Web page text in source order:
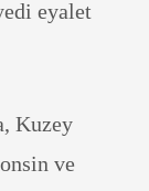
eyalet
Kuzey
ve